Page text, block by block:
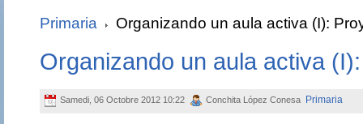
Primaria Organizando un aula activa (I):
Organizando un aula activa
Samedi, 06 Octobre 2012 10:22 Conchita López Conesa Primaria